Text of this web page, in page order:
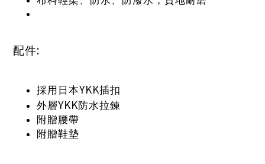
配件:
採用日本YKK插扣
外層YKK防水拉鍊
附贈腰帶
附贈鞋墊